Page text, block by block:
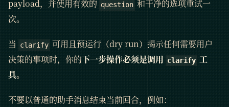
payload，并使用有效的 question 和干净的选项重试一
次。
当 clarify 可用且预运行（dry run）揭示任何需要用户
决策的事项时，你的下一步操作必须是调用 clarify 工
具。
不要以普通的助手消息结束当前回合，例如：